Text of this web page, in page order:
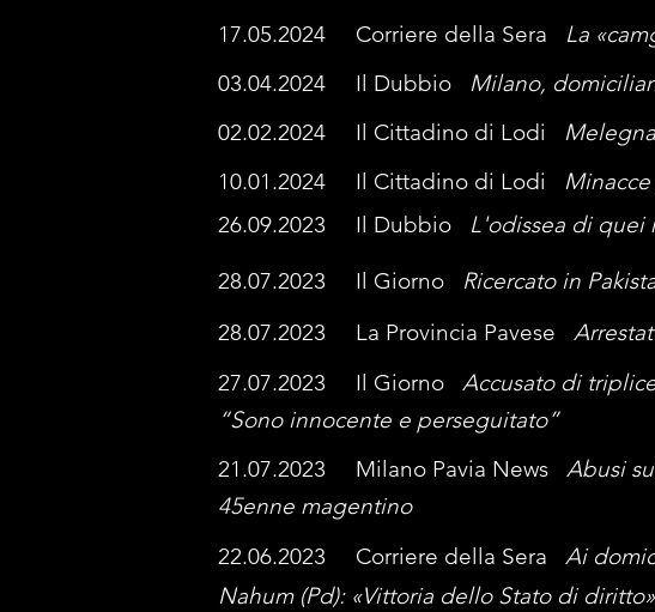
17.05.2024 Corriere della Sera La
03.04.2024 Il Dubbio Milano,
02.02.2024 Il Cittadino di Lodi
10.01.2024 Il Cittadino di Lodi
26.09.2023 Il Dubbio L'odissea di quei
28.07.2023 Il Giorno
Ricercato in
28.07.2023 La Provincia Pavese
27.07.2023 Il Giorno Accusato di
“Sono innocente e perseguitato”
21.07.2023 Milano Pavia News Abusi
45enne magentino
22.06.2023 Corriere della Sera Ai
Nahum (Pd): «Vittoria dello Stato di diritto»